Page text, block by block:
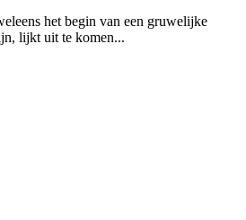
het begin van een gruwelijke
lijkt uit te komen...